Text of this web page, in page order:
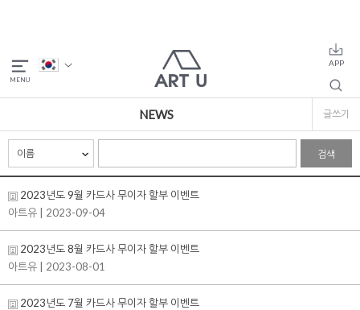
NEWS 글쓰기
검색
2023년도 9월 카드사 무이자 할부 이벤트
아트유
| 2023-09-04
2023년도 8월 카드사 무이자 할부 이벤트
아트유
| 2023-08-01
2023년도 7월 카드사 무이자 할부 이벤트